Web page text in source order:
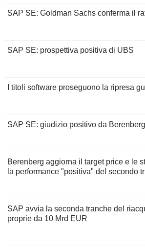
SAP SE: Goldman Sachs conferma il
SAP SE: prospettiva positiva di UBS
I titoli software proseguono la ripresa
SAP SE: giudizio positivo da Berenberg
Berenberg aggiorna il target price e le
la performance "positiva" del secondo
SAP avvia la seconda tranche del
proprie da 10 Mrd EUR